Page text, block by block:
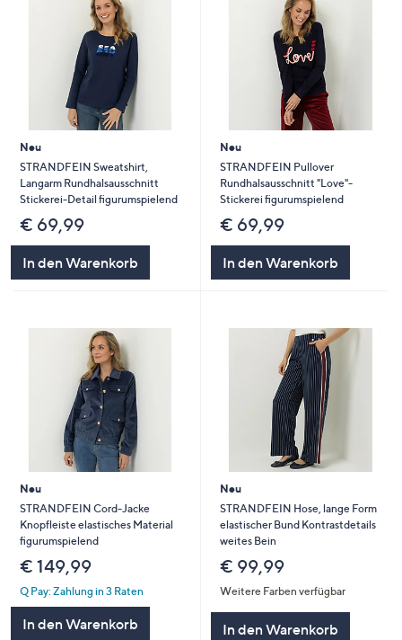
Neu
STRANDFEIN Sweatshirt,
Langarm Rundhalsausschnitt
Stickerei-Detail figurumspielend
€ 69,99
In den Warenkorb
Neu
STRANDFEIN Pullover
Rundhalsausschnitt "Love"-
Stickerei figurumspielend
€ 69,99
In den Warenkorb
Neu
STRANDFEIN Cord-Jacke
Knopfleiste elastisches Material
figurumspielend
€ 149,99
Q Pay: Zahlung in 3 Raten
In den Warenkorb
Neu
STRANDFEIN Hose, lange Form
elastischer Bund Kontrastdetails
weites Bein
€ 99,99
Weitere Farben verfügbar
In den Warenkorb